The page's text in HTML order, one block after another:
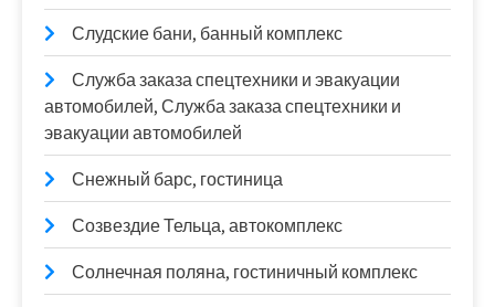
Слудские бани, банный комплекс
Служба заказа спецтехники и эвакуации
автомобилей, Служба заказа спецтехники и
эвакуации автомобилей
Снежный барс, гостиница
Созвездие Тельца, автокомплекс
Солнечная поляна, гостиничный комплекс